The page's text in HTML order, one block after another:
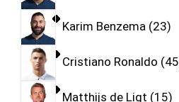
Karim Benzema 23
Cristiano Ronaldo 45
Matthijs de Ligt 15